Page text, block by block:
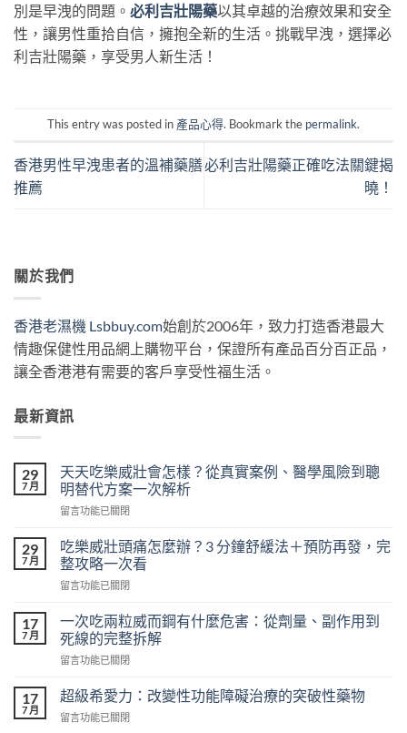
別是早洩的問題。 必利吉壯陽藥以其卓越的治療效果和安全
性，讓男性重拾自信，擁抱全新的生活。挑戰早洩，選擇必
利吉壯陽藥，享受男人新生活！
This entry was posted in 產品心得. Bookmark the permalink.
香港男性早洩患者的溫補藥膳
推薦
必利吉壯陽藥正確吃法關鍵揭
曉！
關於我們
香港老濕機 Lsbbuy.com始創於2006年，致力打造香港最大
情趣保健性用品網上購物平台，保證所有產品百分百正品，
讓全香港港有需要的客戶享受性福生活。
最新資訊
29
7 月
天天吃樂威壯會怎樣？從真實案例、醫學風險到聰
明替代方案一次解析
在
天
吃
樂
威
會
怎
樣？
從
實
案
留言功能已關閉
29
7 月
吃樂威壯頭痛怎麼辦？3 分鐘舒緩法＋預防再發，完
整攻略一次看
在
威
壯
頭
怎
辦？
留言功能已關閉
17
7 月
一次吃兩粒威而鋼有什麼危害：從劑量、副作用到
死線的完整拆解
在
次
吃
兩
留言功能已關閉
17
7 月
超級希愛力：改變性功能障礙治療的突破性藥物
在
留言功能已關閉